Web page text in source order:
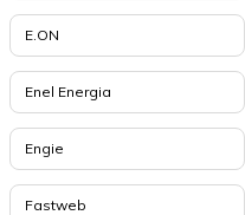
E.ON
Enel Energia
Engie
Fastweb